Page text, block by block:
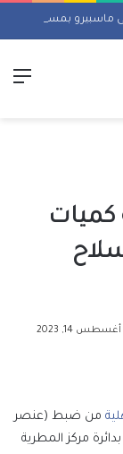
كميات
14, 2023
من ضبط (عنصر
مركز المطرية